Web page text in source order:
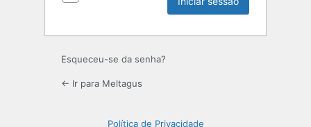
Esqueceu-se da senha?
← Ir para Meltagus
Política de Privacidade